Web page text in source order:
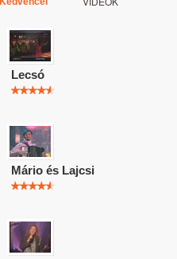
Lecsó
Mário és Lajcsi